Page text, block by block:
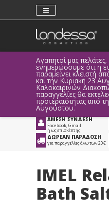
Αγαπητοί μας
ενημερώσουμε ότι η
παραμείνει κλειστή
και την Κυριακή 23
Καλοκαιρινών
παραγγελίες θα
προτεραιότητας από
Αυγούστου.
Προϊόντα >
Προϊόντα
Σώματος / Χεριών
ΑΜΕΣΗ ΣΥΝΔΕΣΗ
Facebook, Gmail
ή ως επισκέπτης
ΔΩΡΕΑΝ ΠΑΡΑΔΟΣΗ
για παραγγελίες άνω των 20€
IMEL
Bath